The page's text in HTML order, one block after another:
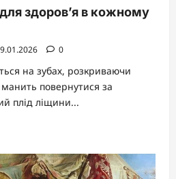
здоров’я в кожному
0
на зубах, розкриваючи
повернутися за
плід ліщини...